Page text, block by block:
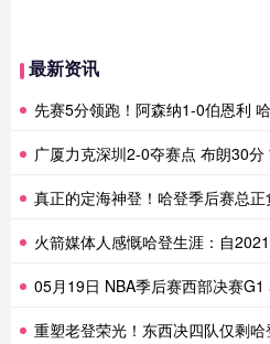
最新资讯
先赛5分领跑！阿森纳1-0伯恩利 哈
广厦力克深圳2-0夺赛点 布朗30
真正的定海神登！哈登季后赛总正负值
火箭媒体人感慨哈登生涯：自
05月19日 NBA季后赛西部决赛
重塑老登荣光！东西决四队仅剩